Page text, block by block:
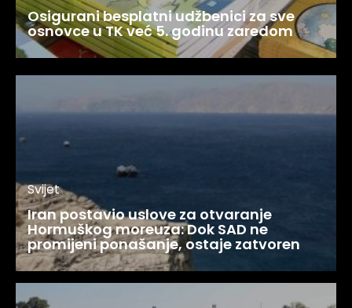
Osigurani besplatni udžbenici za sve
osnovce u TK već 5. godinu zaredom
Svijet
Iran postavio uslove za otvaranje
Hormuškog moreuza: Dok SAD ne
promijeni ponašanje, ostaje zatvoren